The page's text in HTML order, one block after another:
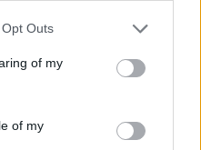
uses one or more Google
You may click to
and its third-party tags to
purposes in below Google
Outs
of my
of my